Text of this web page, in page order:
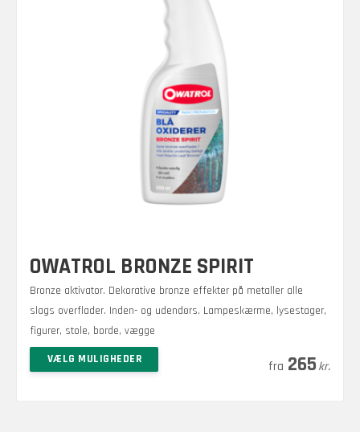
OWATROL BRONZE SPIRIT
Bronze aktivator. Dekorative bronze effekter på metaller alle
slags overflader. Inden- og udendørs. Lampeskærme, lysestager,
figurer, stole, borde, vægge
265kr.
VÆLG MULIGHEDER
Dette
vare